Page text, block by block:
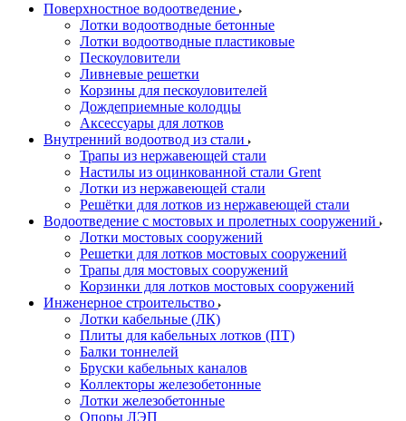
Поверхностное водоотведение
Лотки водоотводные бетонные
Лотки водоотводные пластиковые
Пескоуловители
Ливневые решетки
Корзины для пескоуловителей
Дождеприемные колодцы
Аксессуары для лотков
Внутренний водоотвод из стали
Трапы из нержавеющей стали
Настилы из оцинкованной стали Grent
Лотки из нержавеющей стали
Решётки для лотков из нержавеющей стали
Водоотведение с мостовых и пролетных сооружений
Лотки мостовых сооружений
Решетки для лотков мостовых сооружений
Трапы для мостовых сооружений
Корзинки для лотков мостовых сооружений
Инженерное строительство
Лотки кабельные (ЛК)
Плиты для кабельных лотков (ПТ)
Балки тоннелей
Бруски кабельных каналов
Коллекторы железобетонные
Лотки железобетонные
Опоры ЛЭП